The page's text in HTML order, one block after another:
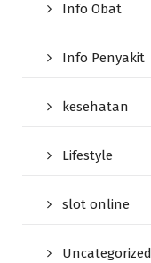
Info Obat
Info Penyakit
kesehatan
Lifestyle
slot online
Uncategorized